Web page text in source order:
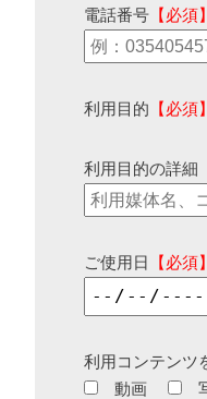
電話番号 【必須】
利用目的 【必須】
利用目的の詳細
ご使用日 【必須】
利用コンテンツ
動画